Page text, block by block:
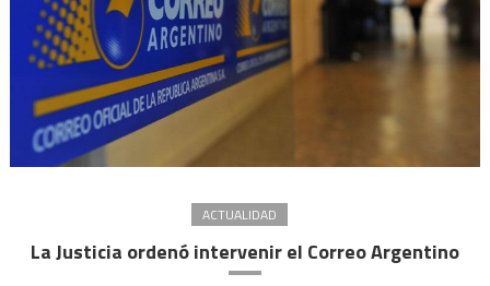
las
recusaciones
ACTUALIDAD
La Justicia ordenó intervenir el Correo Argentino